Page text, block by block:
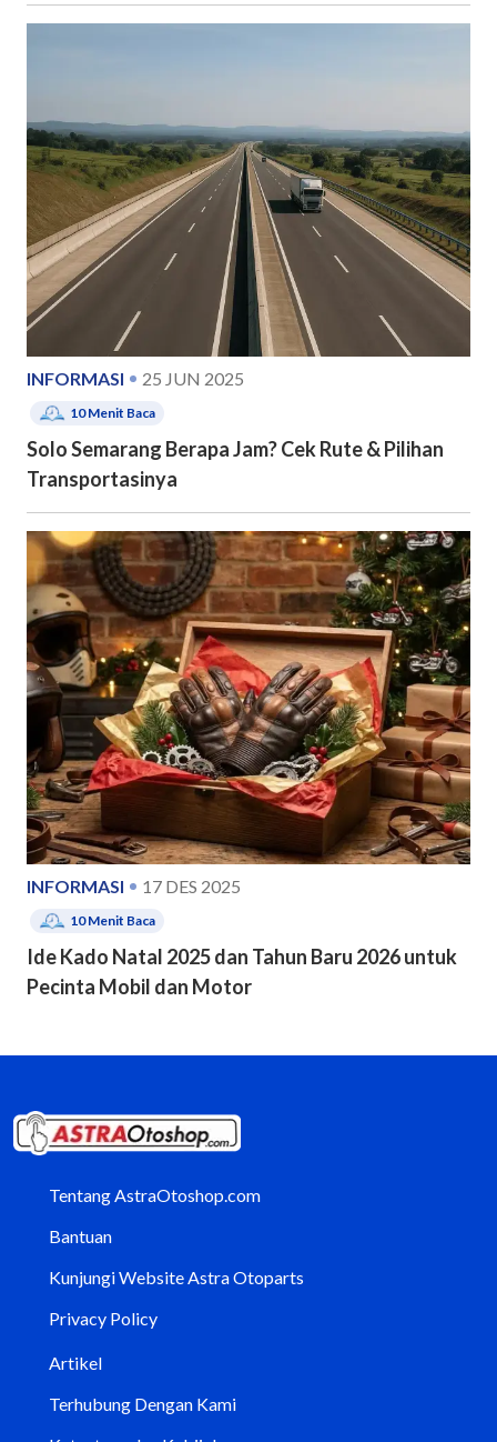
INFORMASI 25 JUN 2025
10Menit Baca
Solo Semarang Berapa Jam? Cek Rute & Pilihan
Transportasinya
INFORMASI 17 DES 2025
10Menit Baca
Ide Kado Natal 2025 dan Tahun Baru 2026 untuk
Pecinta Mobil dan Motor
Tentang AstraOtoshop.com
Bantuan
Kunjungi Website Astra Otoparts
Privacy Policy
Artikel
Terhubung Dengan Kami